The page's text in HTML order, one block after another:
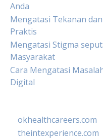
Anda
Mengatasi Tekanan
Praktis
Mengatasi Stigma
Masyarakat
Cara Mengatasi
Digital
okhealthcareers.com
theintexperience.com